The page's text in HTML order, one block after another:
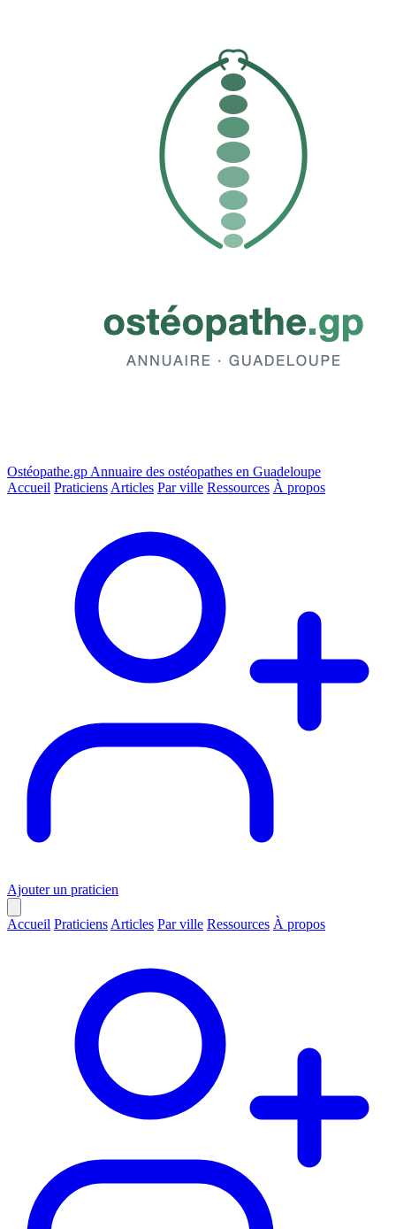
Ostéopathe.gp Annuaire des ostéopathes en Guadeloupe
Accueil Praticiens Articles Par ville Ressources À propos
Ajouter un praticien
Accueil Praticiens Articles Par ville Ressources À propos